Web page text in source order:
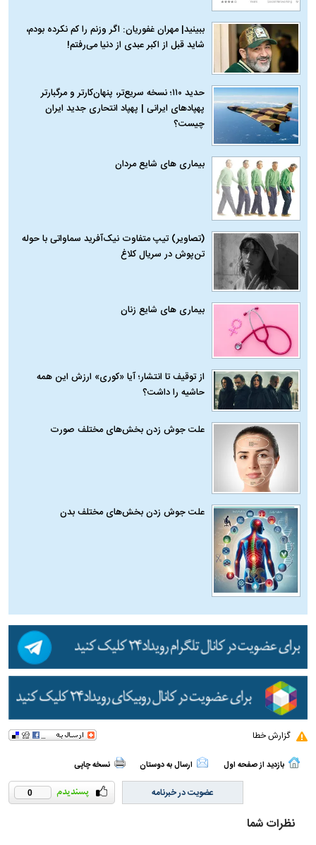
ببینید| مهران غفوریان: اگر وزنم را کم نکرده بودم،
شاید قبل از اکبر عبدی از دنیا می‌رفتم!
حدید ۱۱۰؛ نسخه سریع‌تر، پنهان‌کارتر و مرگبارتر
پهپادهای ایرانی | پهپاد انتحاری جدید ایران
چیست؟
بیماری‌ های شایع مردان
(تصاویر) تیپ متفاوت نیک‌آفرید سماواتی با حوله
تن‌پوش در سریال کلاغ
بیماری‌ های شایع زنان
از توقیف تا انتشار؛ آیا «کوری» ارزش این همه
حاشیه را داشت؟
علت جوش زدن بخش‌های مختلف صورت
علت جوش زدن بخش‌های مختلف بدن
گزارش خطا
بازدید از صفحه اول ارسال به دوستان نسخه چاپی
0 عضویت در خبرنامه
نظرات شما